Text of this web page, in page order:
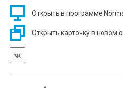
Открыть в программе
Открыть карточку в новом